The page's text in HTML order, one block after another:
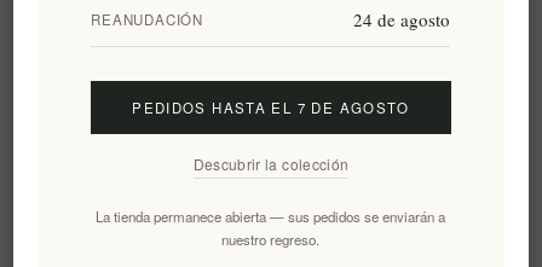
Suscribirse Desuscribirse
REANUDACIÓN 24 de agosto
PEDIDOS HASTA EL 7 DE AGOSTO
Descubrir la colección
La tienda permanece abierta — sus pedidos se enviarán a
nuestro regreso.